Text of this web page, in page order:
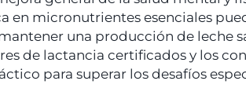
en micronutrientes esenciales
una producción de leche
de lactancia certificados y los
para superar los desafíos